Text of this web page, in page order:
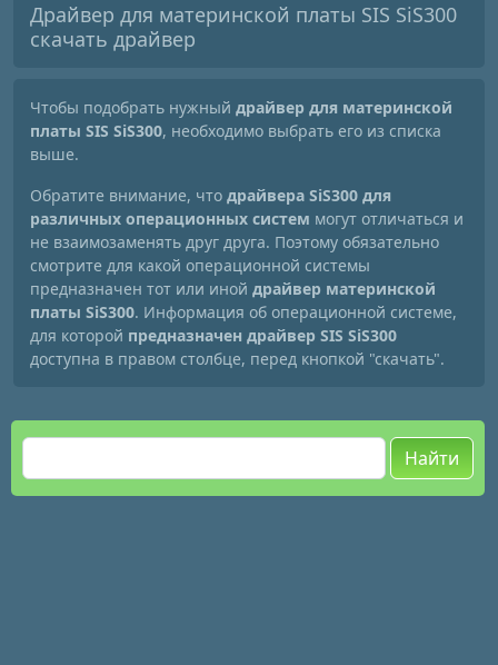
Драйвер для материнской платы SIS SiS300
скачать драйвер
Чтобы подобрать нужный драйвер для материнской
платы SIS SiS300, необходимо выбрать его из списка
выше.
Обратите внимание, что драйвера SiS300 для
различных операционных систем могут отличаться и
не взаимозаменять друг друга. Поэтому обязательно
смотрите для какой операционной системы
предназначен тот или иной драйвер материнской
платы SiS300. Информация об операционной системе,
для которой предназначен драйвер SIS SiS300
доступна в правом столбце, перед кнопкой "скачать".
Найти